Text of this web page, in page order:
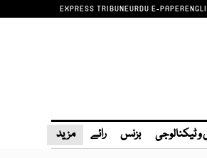
EXPRESS TRIBUNEURDU E-PAPER
ٹیکنالوجی بزنس رائے مزید